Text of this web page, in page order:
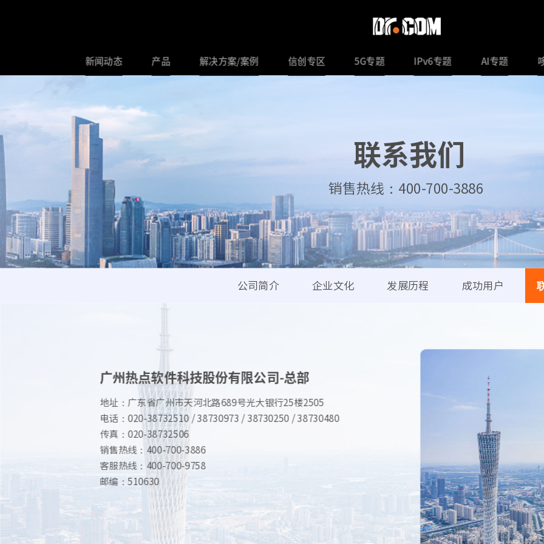
新闻动态 产品 解决方案/案例 信创专区 5G专题 IPv6专题 AI专题
联系我们
销售热线：400-700-3886
公司简介 企业文化 发展历程 成功用户
广州热点软件科技股份有限公司-总部
地址：广东省广州市天河北路689号光大银行25楼2505
电话：020-38732510 / 38730973 / 38730250 / 38730480
传真：020-38732506
销售热线：400-700-3886
客服热线：400-700-9758
邮编：510630